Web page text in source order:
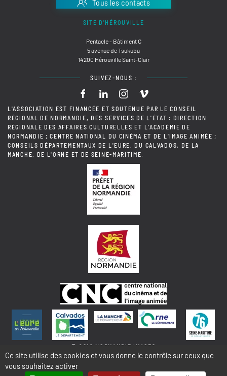
Tous les contacts
SITE D'HÉROUVILLE
Pentacle - Bâtiment C
5 avenue de Tsukuba
14200 Hérouville Saint-Clair
SUIVEZ-NOUS :
L'ASSOCIATION EST FINANCÉE ET SOUTENUE PAR LE CONSEIL
RÉGIONAL DE NORMANDIE, DES SERVICES DE L'ÉTAT : DIRECTION
RÉGIONALE DES AFFAIRES CULTURELLES ET L'ACADÉMIE DE
NORMANDIE ; CENTRE NATIONAL DU CINÉMA ET DE L'IMAGE ANIMÉE ;
CONSEILS DÉPARTEMENTAUX DE L'EURE, DU CALVADOS, DE LA
MANCHE, DE L'ORNE ET DE SEINE-MARITIME.
© 2018 NORMANDIE IMAGES
Ce site utilise des cookies et vous donne le contrôle sur ceux que
vous souhaitez activer